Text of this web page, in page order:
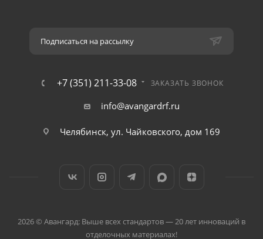
Подписаться на рассылку
+7 (351) 211-33-08 ЗАКАЗАТЬ ЗВОНОК
info@avangardrf.ru
Челябинск, ул. Чайковского, дом 169
2026 © Авангард: Выше всех стандартов — 20 лет инноваций в
отделочных материалах!